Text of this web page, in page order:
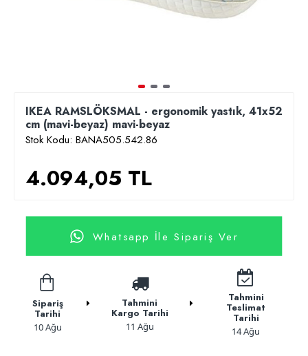
IKEA RAMSLÖKSMAL - ergonomik yastık, 41x52
cm (mavi-beyaz) mavi-beyaz
Stok Kodu: BANA505.542.86
4.094,05 TL
Whatsapp İle Sipariş Ver
Sipariş
Tarihi
10 Ağu
Tahmini
Kargo Tarihi
11 Ağu
Tahmini
Teslimat
Tarihi
14 Ağu